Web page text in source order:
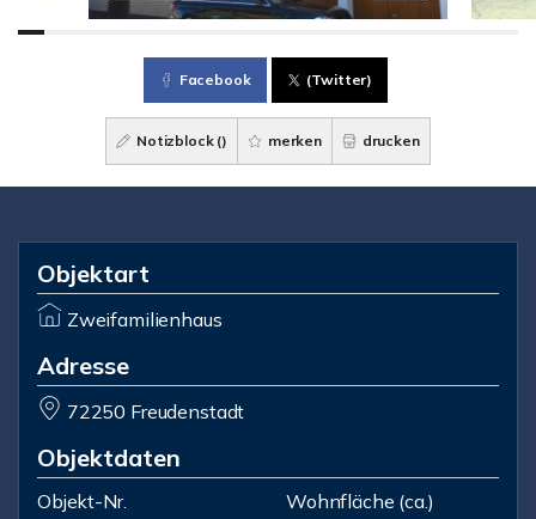
Facebook (Twitter)
Notizblock () merken drucken
Objektart
Zweifamilienhaus
Adresse
72250 Freudenstadt
Objektdaten
Objekt-Nr.
Wohnfläche (ca.)